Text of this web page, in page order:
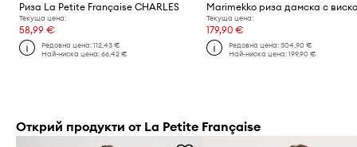
Риза La Petite Française CHARLES
Текуща цена:
58,99 €
Редовна цена:112,43 €
Най-ниска цена:66,42 €
Marimekko риза дамска с
Текуща цена:
179,90 €
Редовна цена: 304,90 €
Най-ниска цена: 199,90 €
Открий продукти от La Petite Française